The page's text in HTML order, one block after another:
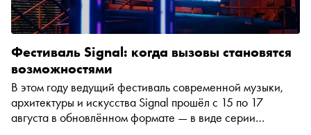
Фестиваль Signal: когда вызовы становятся
возможностями
В этом году ведущий фестиваль современной музыки,
архитектуры и искусства Signal прошёл с 15 по 17
августа в обновлённом формате — в виде серии